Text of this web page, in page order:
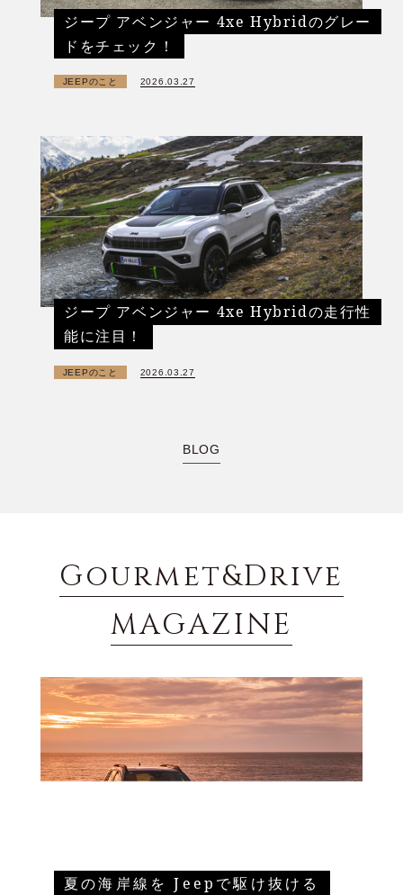
ジープ アベンジャー 4xe Hybridのグレー
ドをチェック！
JEEPのこと 2026.03.27
ジープ アベンジャー 4xe Hybridの走行性
能に注目！
JEEPのこと 2026.03.27
BLOG
Gourmet&Drive
MAGAZINE
夏の海岸線を Jeepで駆け抜ける